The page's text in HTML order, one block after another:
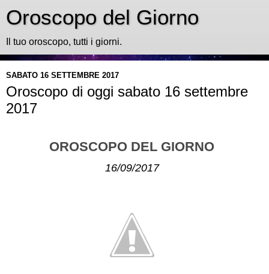
Oroscopo del Giorno
Il tuo oroscopo, tutti i giorni.
SABATO 16 SETTEMBRE 2017
Oroscopo di oggi sabato 16 settembre
2017
OROSCOPO DEL GIORNO
16/09/2017